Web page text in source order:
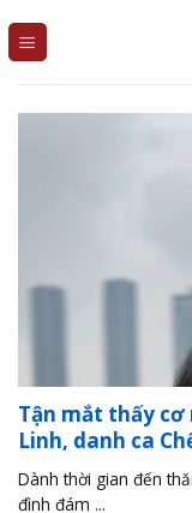
Tận mắt thấy cơ
Linh, danh ca
Dành thời gian đến
đình đám ...